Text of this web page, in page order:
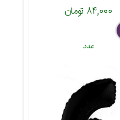
۸۴,۰۰۰ تومان
عدد